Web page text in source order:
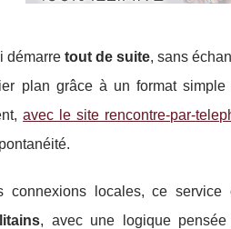
démarre tout de suite, sans
plan grâce à un format
avec le site rencontre-par-
connexions locales, ce service
, avec une logique